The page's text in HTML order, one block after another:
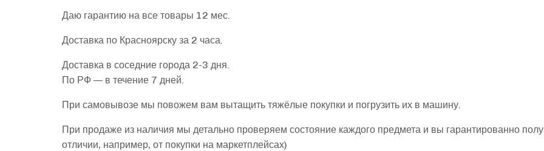
Даю гарантию на все товары 12 мес.
Доставка по Красноярску за 2 часа.
Доставка в соседние города 2-3 дня.
По РФ — в течение 7 дней.
При самовывозе мы повожем вам вытащить тяжёлые покупки и погрузить их в машину.
При продаже из наличия мы детально проверяем состояние каждого предмета и вы гарантированно
отличии, например, от покупки на маркетплейсах)